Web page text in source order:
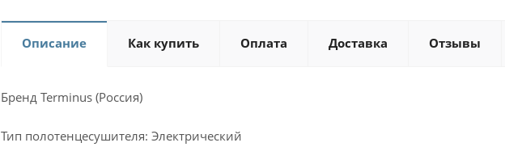
Описание Как купить Оплата Доставка Отзывы
Бренд Terminus (Россия)
Тип полотенцесушителя: Электрический